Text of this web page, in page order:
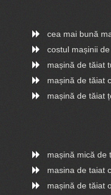
cea mai bună
costul mașinii
mașină de tăiat
mașină de tăiat
mașină de tăiat
mașină mică de
masina de taiat
mașină de tăiat